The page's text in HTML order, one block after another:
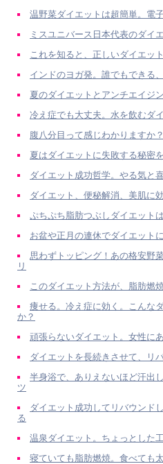
温野菜ダイエットは超簡単。電
ミスユニバース日本代表のダイ
これを知ると、正しいダイエッ
インドのヨガ発。誰でもできる
夏のダイエットとアンチエイジ
冷え症でも大丈夫。水を飲むダ
腹八分目って感じわかりますか
夏はダイエットに失敗する秘密
ダイエット成功哲学。やる気と
ダイエット、便秘解消、美肌に
ぷちぷち脂肪つぶしダイエット
お盆や正月の連休でダイエット
思わずトッピング！あの格安野
リ
このダイエット方法が、脂肪燃
痩せる。冷え症に効く。こんな
か？
頑張らないダイエット。女性に
ダイエットを長続きさせて、リ
半身浴で、ありえないほど汗出
ツ
ダイエット成功してリバウンド
る
温泉ダイエット。ちょっとした
寝ていても脂肪燃焼。食べても